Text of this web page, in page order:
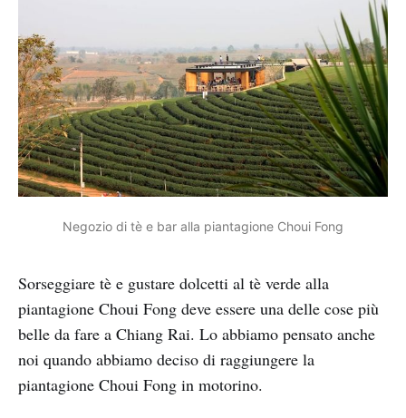
Negozio di tè e bar alla piantagione Choui Fong
Sorseggiare tè e gustare dolcetti al tè verde alla
piantagione Choui Fong deve essere una delle cose più
belle da fare a Chiang Rai. Lo abbiamo pensato anche
noi quando abbiamo deciso di raggiungere la
piantagione Choui Fong in motorino.